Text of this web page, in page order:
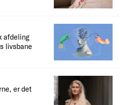
afdeling
livsbane
er det